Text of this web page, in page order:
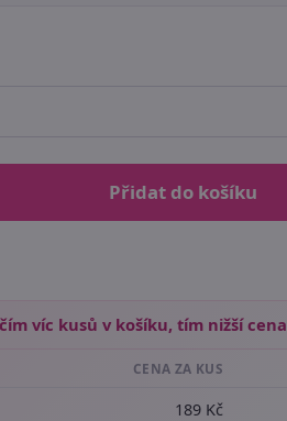
Přidat do košíku
víc kusů v košíku, tím nižší cena
CENA ZA KUS
189 Kč